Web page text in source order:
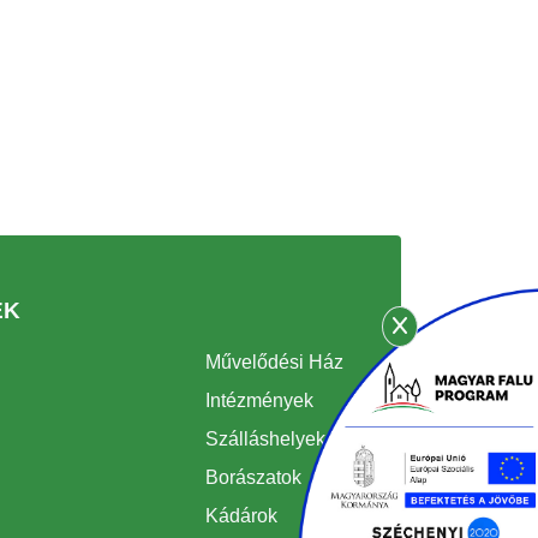
Művelődési Ház
Intézmények
Szálláshelyek
Borászatok
Kádárok